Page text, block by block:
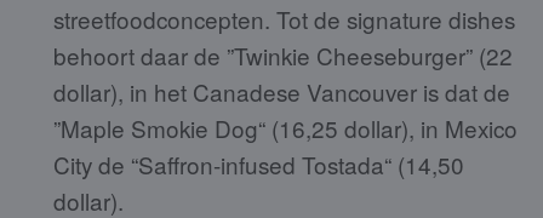
streetfoodconcepten. Tot de signature dishes
behoort daar de ”Twinkie Cheeseburger” (22
dollar), in het Canadese Vancouver is dat de
”Maple Smokie Dog“ (16,25 dollar), in Mexico
City de “Saffron-infused Tostada“ (14,50
dollar).